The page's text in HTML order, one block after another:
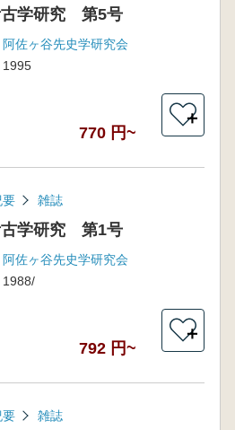
古学研究 第5号
阿佐ヶ谷先史学研究会
1995
770 円~
＋
要 雑誌
古学研究 第1号
阿佐ヶ谷先史学研究会
1988/
792 円~
＋
要 雑誌